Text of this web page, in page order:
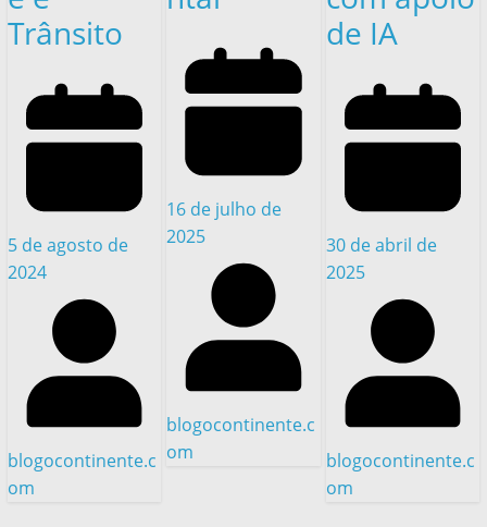
Trânsito
5 de agosto de
2024
blogocontinente.c
om
16 de julho de
2025
blogocontinente.c
om
de IA
30 de abril de
2025
blogocontinente.c
om